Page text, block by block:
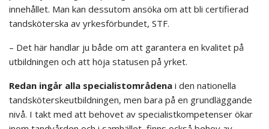
innehållet. Man kan dessutom ansöka om att bli certifierad
tandsköterska av yrkesförbundet, STF.
– Det här handlar ju både om att garantera en kvalitet på
utbildningen och att höja statusen på yrket.
Redan ingår alla specialistområdena i den nationella
tandsköterskeutbildningen, men bara på en grundläggande
nivå. I takt med att behovet av specialistkompetenser ökar